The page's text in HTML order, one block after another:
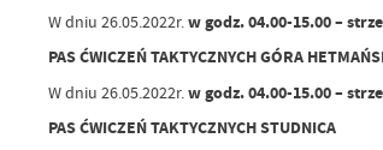
W dniu 26.05.2022r.w godz. 04.00-15.00 –
PAS ĆWICZEŃ TAKTYCZNYCH GÓRA
W dniu 26.05.2022r.w godz. 04.00-15.00 –
PAS ĆWICZEŃ TAKTYCZNYCH STUDNICA